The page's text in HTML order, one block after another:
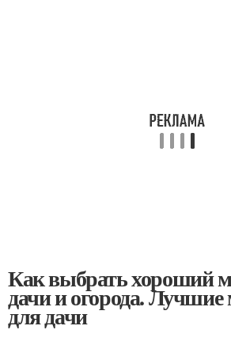
Как выбрать хороший
дачи и огорода. Лучшие
для дачи